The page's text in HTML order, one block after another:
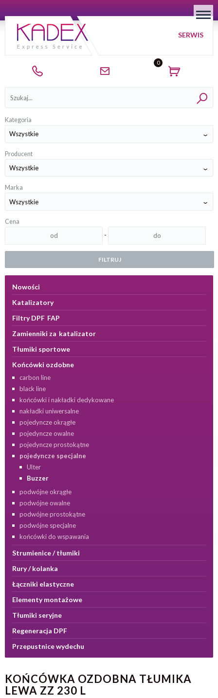
0
SERWIS
Kategoria
Producent
Marka
Cena
-
FILTRUJ
Kategorie
Nowości
Katalizatory
Filtry DPF FAP
Zamienniki za katalizator
Tłumiki sportowe
Końcówki ozdobne
carbon line
black line
końcówki i nakładki dedykowane
nakładki uniwersalne
pojedyncze okrągłe
pojedyncze owalne
pojedyncze prostokątne
pojedyncze specjalne
Ulter
Buzzer
podwójne okrągłe
podwójne owalne
podwójne prostokątne
podwójne specjalne
końcówki do wspawania
Strumienice / tłumiki
Rury / kolanka
Łączniki elastyczne
Elementy montażowe
Tłumiki seryjne
Regeneracja DPF
Przepustnice wydechu
KOŃCÓWKA OZDOBNA TŁUMIKA
LEWA ZZ 230 L